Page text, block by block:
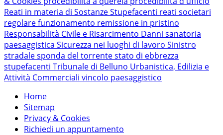
Reati in materia di Sostanze Stupefacenti reati societari
regolare funzionamento remissione in pristino
Responsabilità Civile e Risarcimento Danni sanatoria
paesaggistica Sicurezza nei luoghi di lavoro Sinistro
stradalesponda del torrentestato di ebbrezza
stupefacenti Tribunale di Belluno Urbanistica, Edilizia e
Attività Commerciali vincolo paesaggistico
Home
Sitemap
Privacy & Cookies
Richiedi un appuntamento